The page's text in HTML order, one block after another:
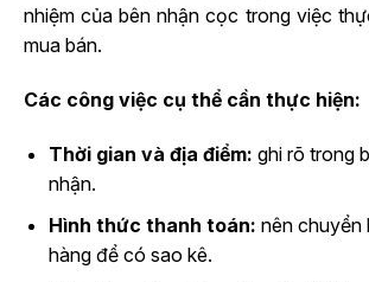
nhiệm của bên nhận cọc trong việc
mua bán.
Các công việc cụ thể cần thực hiện:
Thời gian và địa điểm: ghi rõ trong
nhận.
Hình thức thanh toán: nên chuyển
hàng để có sao kê.